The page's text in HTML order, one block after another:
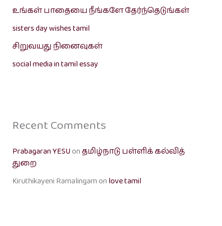
உங்கள் பாதையை நீங்களே தேர்ந்தெடுங்கள்
sisters day wishes tamil
சிறுவயது நினைவுகள்
social media in tamil essay
Recent Comments
Prabagaran YESUonதமிழ்நாடு பள்ளிக் கல்வித்
துறை
Kiruthikayeni Ramalingamon love tamil